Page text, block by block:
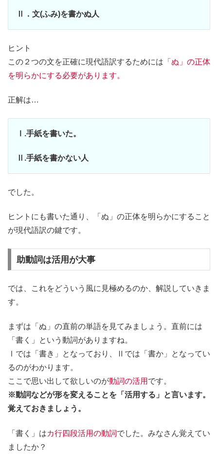
Ⅱ．文(ふみ)を書かぬ人
ヒント
この２つの文を正確に現代語訳するためには 「ぬ」の正体
を明らかにする必要があります。
正解は…
Ⅰ.手紙を書いた。
Ⅱ.手紙を書かない人
でした。
ヒントにも書いた通り、「ぬ」の正体を明らかにすること
が現代語訳の鍵です。
助動詞は活用が大事
では、これをどういう風に見極めるのか、解説していきま
す。
まずは「ぬ」の直前の単語を見てみましょう。直前には
「書く」という動詞がありますね。
Ⅰでは「書き」となっており、Ⅱでは「書か」となってい
るのがわかります。
ここで思い出して欲しいのが動詞の活用 です。
※動詞などが形を変えることを「活用する」と言います。
覚えておきましょう。
「書く」はカ行四段活用の動詞でした。みなさん覚えてい
ましたか？